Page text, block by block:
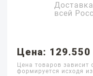
всей
Цена:
Цена товаров
формируется исходя